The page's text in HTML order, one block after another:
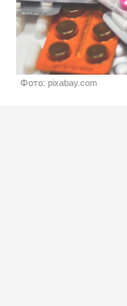
Фото: pixabay.com